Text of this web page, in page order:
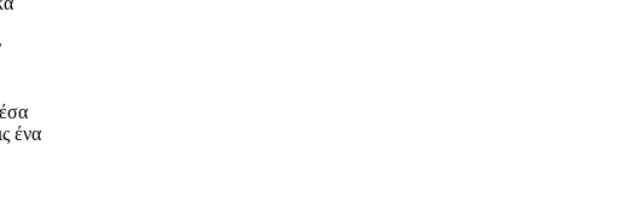
ένα